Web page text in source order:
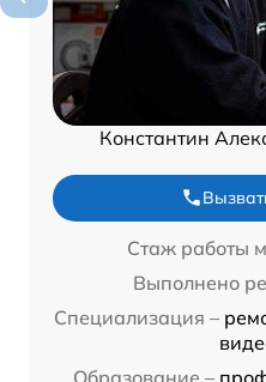
Константин
Стаж работы
Выполнено
Специализация –
Образование –